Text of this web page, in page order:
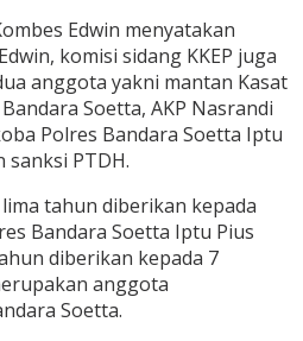
Edwin menyatakan
komisi sidang KKEP juga
anggota yakni mantan Kasat
Soetta, AKP Nasrandi
Polres Bandara Soetta Iptu
PTDH.
tahun diberikan kepada
Bandara Soetta Iptu Pius
diberikan kepada 7
anggota
Soetta.